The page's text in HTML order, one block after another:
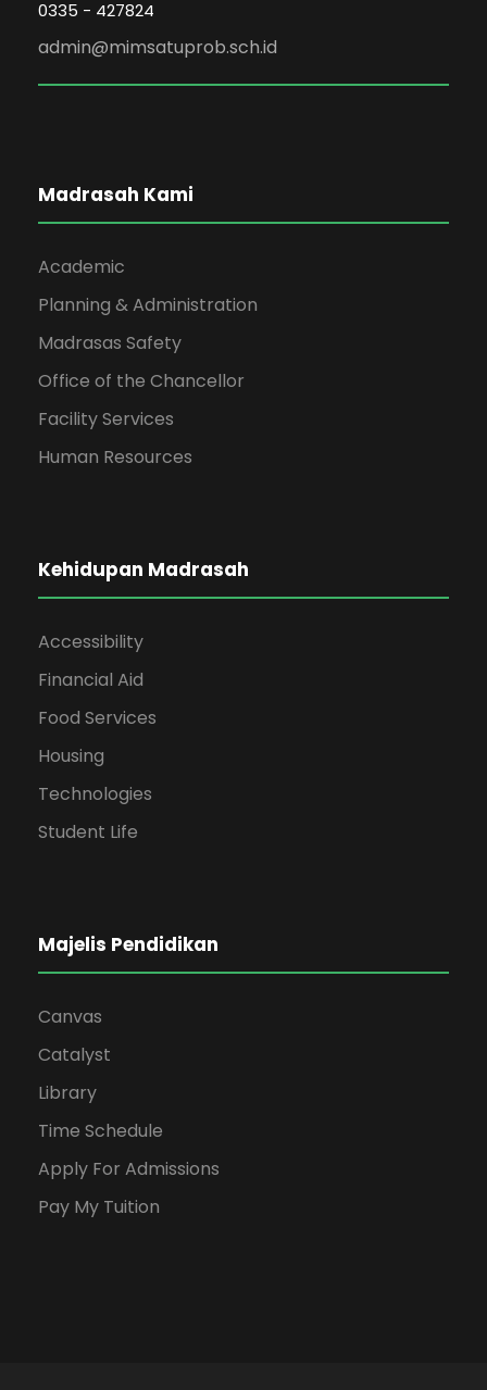
0335 - 427824
admin@mimsatuprob.sch.id
Madrasah Kami
Academic
Planning & Administration
Madrasas Safety
Office of the Chancellor
Facility Services
Human Resources
Kehidupan Madrasah
Accessibility
Financial Aid
Food Services
Housing
Technologies
Student Life
Majelis Pendidikan
Canvas
Catalyst
Library
Time Schedule
Apply For Admissions
Pay My Tuition